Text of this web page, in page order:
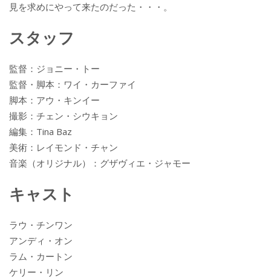
見を求めにやって来たのだった・・・。
スタッフ
監督：ジョニー・トー
監督・脚本：ワイ・カーファイ
脚本：アウ・キンイー
撮影：チェン・シウキョン
編集：Tina Baz
美術：レイモンド・チャン
音楽（オリジナル）：グザヴィエ・ジャモー
キャスト
ラウ・チンワン
アンディ・オン
ラム・カートン
ケリー・リン